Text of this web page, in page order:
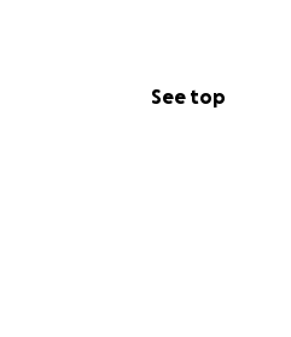
See top